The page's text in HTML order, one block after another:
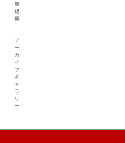
際
組
織
ア
ー
カ
イ
ブ
ギ
ャ
ラ
リ
ー